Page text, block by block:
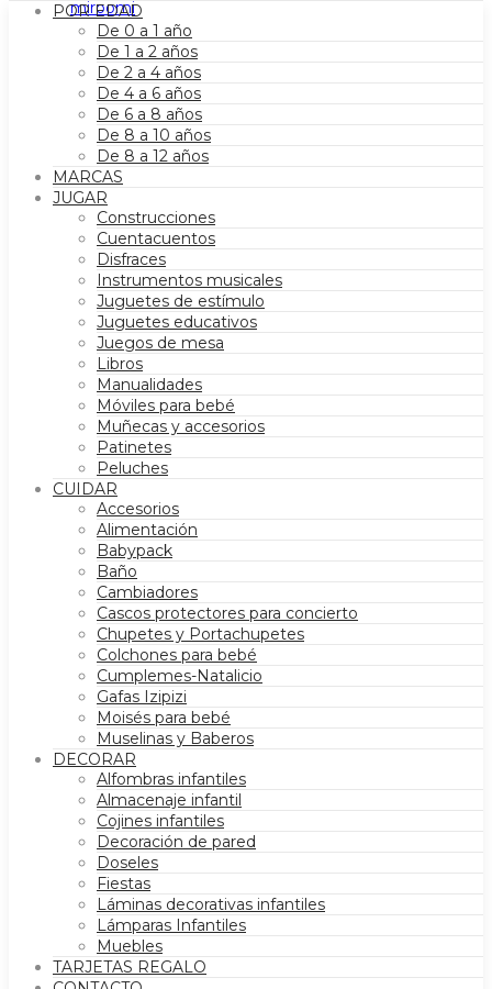
POR EDAD
De 0 a 1 año
De 1 a 2 años
De 2 a 4 años
De 4 a 6 años
De 6 a 8 años
De 8 a 10 años
De 8 a 12 años
MARCAS
JUGAR
Construcciones
Cuentacuentos
Disfraces
Instrumentos musicales
Juguetes de estímulo
Juguetes educativos
Juegos de mesa
Libros
Manualidades
Móviles para bebé
Muñecas y accesorios
Patinetes
Peluches
CUIDAR
Accesorios
Alimentación
Babypack
Baño
Cambiadores
Cascos protectores para concierto
Chupetes y Portachupetes
Colchones para bebé
Cumplemes-Natalicio
Gafas Izipizi
Moisés para bebé
Muselinas y Baberos
DECORAR
Alfombras infantiles
Almacenaje infantil
Cojines infantiles
Decoración de pared
Doseles
Fiestas
Láminas decorativas infantiles
Lámparas Infantiles
Muebles
TARJETAS REGALO